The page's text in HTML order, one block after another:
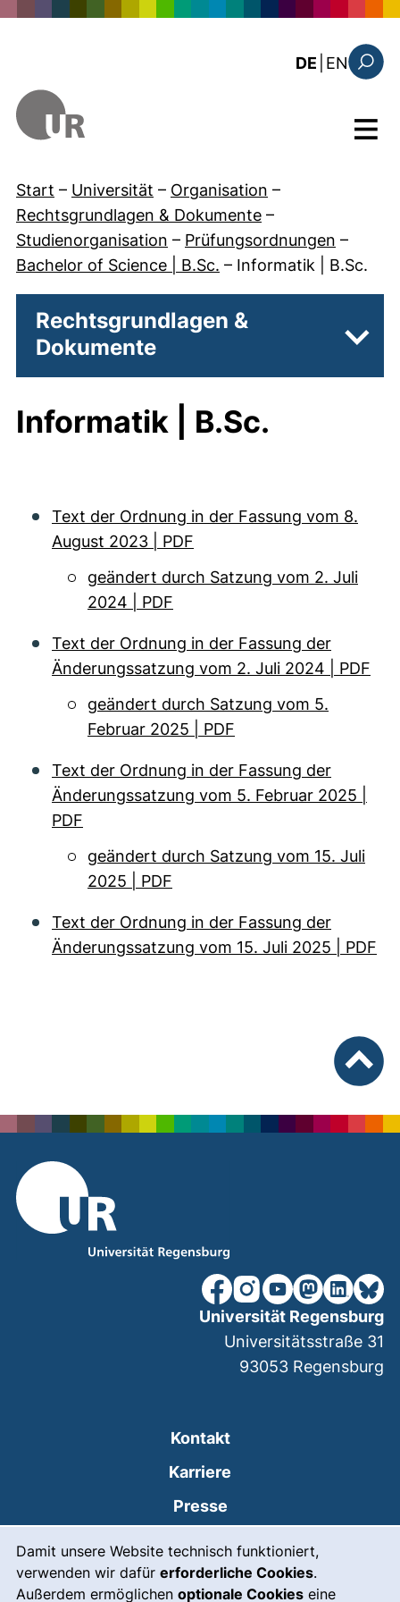
Damit unsere Website technisch funktioniert,
verwenden wir dafür erforderliche Cookies.
Außerdem ermöglichen optionale Cookies eine
DE EN: the
Menü
Start – Universität – Organisation –
Rechtsgrundlagen & Dokumente –
Studienorganisation – Prüfungsordnungen –
Bachelor of Science | B.Sc. – Informatik | B.Sc.
Rechtsgrundlagen &
Dokumente
Informatik | B.Sc.
Text der Ordnung in der Fassung vom 8.
August 2023 | PDF
geändert durch Satzung vom 2. Juli
2024 | PDF
Text der Ordnung in der Fassung der
Änderungssatzung vom 2. Juli 2024 | PDF
geändert durch Satzung vom 5.
Februar 2025 | PDF
Text der Ordnung in der Fassung der
Änderungssatzung vom 5. Februar 2025 |
PDF
geändert durch Satzung vom 15. Juli
2025 | PDF
Text der Ordnung in der Fassung der
Änderungssatzung vom 15. Juli 2025 | PDF
unsere Facebook-Seite
unsere Instagram-
unsere YouTube-
unsereunsere
Kontakt
Karriere
Presse
Leichte Sprache
Universität Regensburg
Universitätsstraße 31
93053 Regensburg